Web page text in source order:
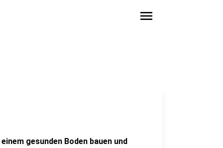
menu
gesunden Boden bauen und